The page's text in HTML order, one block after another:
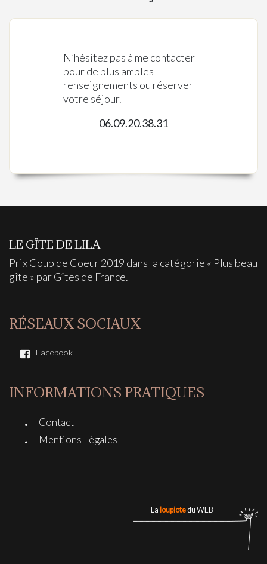
N’hésitez pas à me contacter
pour de plus amples
renseignements ou réserver
votre séjour.
06.09.20.38.31
LE GÎTE DE LILA
Prix Coup de Coeur 2019 dans la catégorie « Plus beau
gîte » par Gîtes de France.
RÉSEAUX SOCIAUX
Facebook
INFORMATIONS PRATIQUES
Contact
Mentions Légales
La loupiotedu WEB